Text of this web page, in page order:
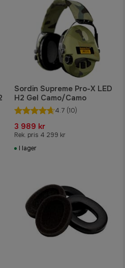
Sordin Supreme Pro-X LED
H2 Gel Camo/Camo
4.7 (10)
3 989 kr
Rek. pris 4 299 kr
I lager